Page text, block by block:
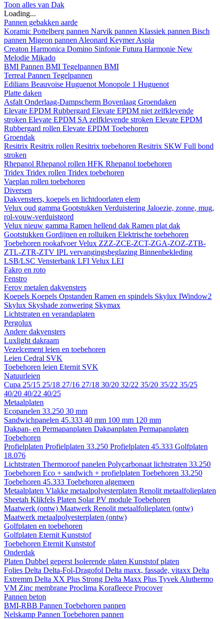
Toon alles van Dak
Loading...
Pannen gebakken aarde
Koramic Pottelberg pannen Narvik pannen Klassiek pannen Bisch
pannen Migeon pannen Aleonard KeymerAspia
Creaton Harmonica Domino Sinfonie Futura Harmonie New
Melodie Mikado
BMI Pannen BMI Tegelpannen BMI
Terreal Pannen Tegelpannen
Edilians Beauvoise Huguenot Monopole 1 Huguenot
Platte daken
Asfalt Onderlaag-Dampscherm Bovenlaag Groendaken
Elevate EPDM Rubbergard Elevate EPDM niet zelfklevende
stroken Elevate EPDM SA zelfklevende stroken Elevate EPDM
Rubbergard rollen Elevate EPDM Toebehoren
Groendak
Resitrix Resitrix rollen Resitrix toebehoren Resitrix SKW Full bond
stroken
Rhepanol Rhepanol rollen HFK Rhepanol toebehoren
Tridex Tridex rollen Tridex toebehoren
Vaeplan rollen toebehoren
Diversen
Dakvensters, koepels en lichtdoorlaten elem
Velux oud gamma Gootstukken Verduistering Jaloezie, zonne, mug,
rol-vouw-verduistgord
Velux nieuw gamma Ramen hellend dak Ramen plat dak
Gootstukken Gordijnen en rolluiken Elektrische toebehoren
Toebehoren rookafvoerVelux ZZZ-ZCE-ZCT-ZGA-ZOZ-ZTB-
ZTL-ZTR-ZTV IPL vervangingsbeglazing Binnenbekleding
LSB/LSC Vensterbank LFI Velux LEI
Fakro en roto
Fenstro
Ferov metalen dakvensters
Koepels Koepels Opstanden Ramen en spindels Skylux IWindow2
Skylux Skyshade zonwering Skymax
Lichtstraten en verandaplaten
Pergolux
Andere dakvensters
Luxlight dakraam
Vezelcement leien en toebehoren
Leien Cedral SVK
Toebehoren leien Eternit SVK
Natuurleien
Cupa 25/15 25/18 27/16 27/18 30/20 32/22 35/20 35/22 35/25
40/20 40/22 40/25
Metaalplaten
Ecopanelen 33.250 30 mm
Sandwichpanelen 45.333 40 mm 100 mm 120 mm
Dakpan- en Permapanplaten Dakpanplaten Permapanplaten
Toebehoren
Profielplaten Profielplaten 33.250 Profielplaten 45.333 Golfplaten
18.076
Lichtstraten Thermoroof panelen Polycarbonaat lichtstraten 33.250
Toebehoren Eco + sandwich + profielplaten Toebehoren 33.250
Toebehoren 45.333 Toebehoren algemeen
Metaalplaten Vlakke metaalpolyesterplaten Renolit metaalfolieplaten
Sheetah Klikfels Platen Solar PV module Toebehoren
Maatwerk (ontw) Maatwerk Renolit metaalfolieplaten (ontw)
Maatwerk metaalpolyesterplaten (ontw)
Golfplaten en toebehoren
Golfplaten Eternit Kunststof
Toebehoren Eternit Kunststof
Onderdak
Platen Dubbel geperst Isolerende platen Kunststof platen
Folies Delta Delta-Fol-Dragofol Delta maxx, fassade, vitaxx Delta
Extremm Delta XX Plus Strong Delta Maxx Plus Tyvek Aluthermo
VM Zinc membrane Proclima Korafleece Procover
Pannen beton
BMI-RBB Pannen Toebehoren pannen
Nelskamp Pannen Toebehoren pannen